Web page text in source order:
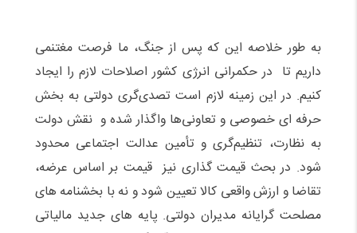
به طور خلاصه این که پس از جنگ، ما فرصت مغتنمی
داریم تا در حکمرانی انرژی کشور اصلاحات لازم را ایجاد
کنیم. در این زمینه لازم است تصدی‌گری دولتی به بخش
حرفه ای خصوصی و تعاونی‌ها واگذار شده و نقش دولت
به نظارت، تنظیم‌گری و تأمین عدالت اجتماعی محدود
شود. در بحث قیمت گذاری نیز قیمت بر اساس عرضه،
تقاضا و ارزش واقعی کالا تعیین شود و نه با بخشنامه های
مصلحت گرایانه مدیران دولتی. پایه های جدید مالیاتی